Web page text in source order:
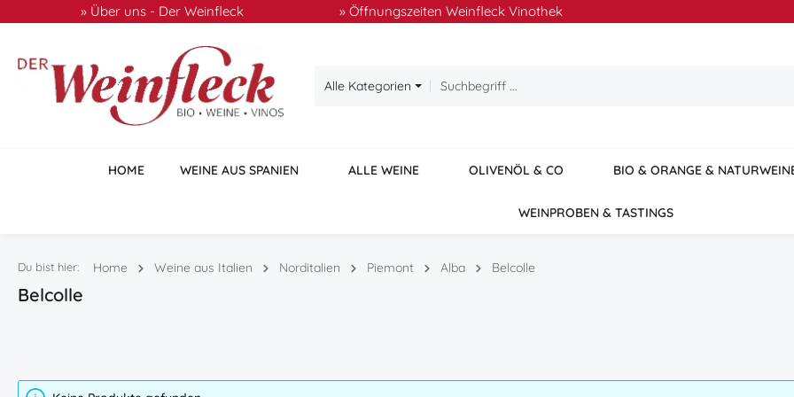
Hauptinhalt springen
Zur Suche springen
Zur Hauptnavigation springen
» Über uns - Der Weinfleck » Öffnungszeiten Weinfleck Vinothek
Alle Kategorien
HOME WEINE AUS SPANIEN ALLE WEINE OLIVENÖL & CO BIO & ORANGE &
WEINPROBEN & TASTINGS
Du bist hier: Home Weine aus Italien Norditalien Piemont Alba Belcolle
Belcolle